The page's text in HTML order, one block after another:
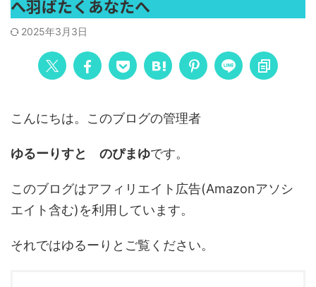
へ羽ばたくあなたへ
2025年3月3日
こんにちは。このブログの管理者
ゆるーりすと のぴまゆです。
このブログはアフィリエイト広告(Amazonアソシ
エイト含む)を利用しています。
それではゆるーりとご覧ください。